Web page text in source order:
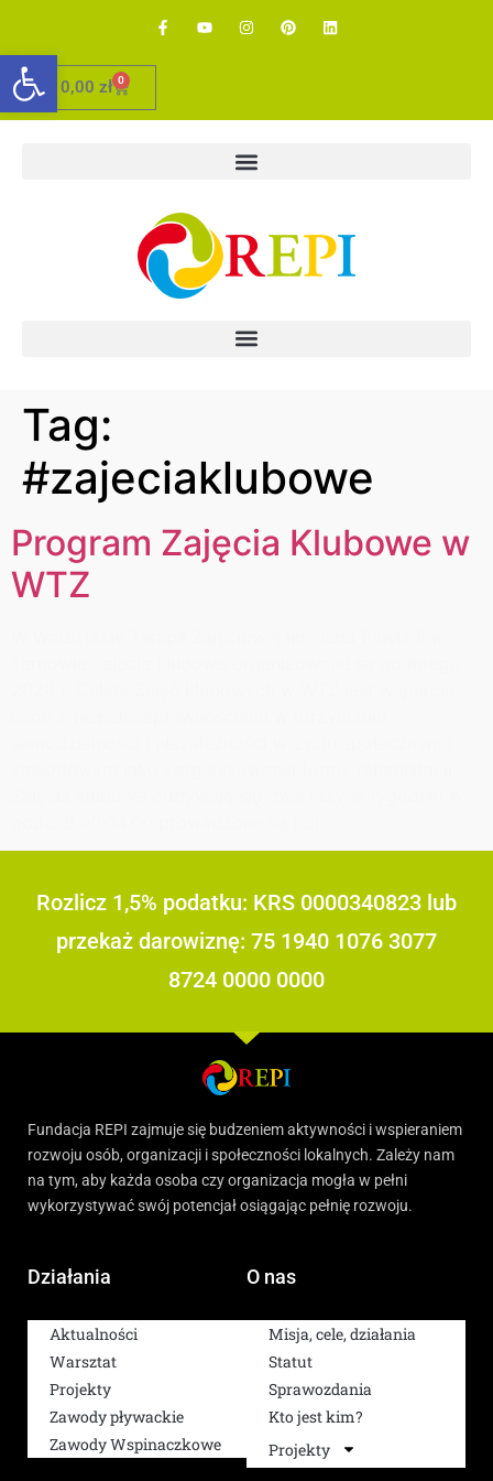
Otwórz pasek narzędzi
0,00 zł 0
Tag:
#zajeciaklubowe
Program Zajęcia Klubowe w
WTZ
Rozlicz 1,5% podatku: KRS 0000340823 lub
przekaż darowiznę: 75 1940 1076 3077
8724 0000 0000
Fundacja REPI zajmuje się budzeniem aktywności i wspieraniem
rozwoju osób, organizacji i społeczności lokalnych. Zależy nam
na tym, aby każda osoba czy organizacja mogła w pełni
wykorzystywać swój potencjał osiągając pełnię rozwoju.
Działania
Aktualności
Warsztat
Projekty
Zawody pływackie
Zawody Wspinaczkowe
O nas
Misja, cele, działania
Statut
Sprawozdania
Kto jest kim?
Projekty